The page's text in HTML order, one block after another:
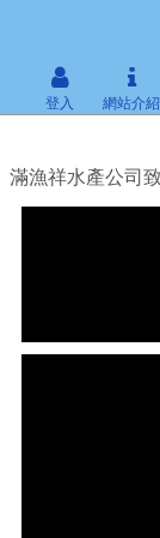
登入 網站介紹
滿漁祥水產公司